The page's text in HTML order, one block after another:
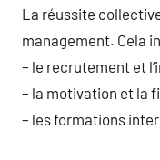
La réussite
management. Cela
– le recrutement et
– la motivation et la
– les formations